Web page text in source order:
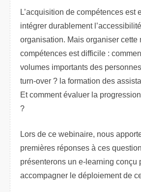
L’acquisition de compétences est
intégrer durablement
organisation. Mais organiser cette
compétences est difficile :
volumes importants des
turn-over ? la formation des
Et comment évaluer la
?
Lors de ce webinaire, nous
premières réponses à ces
présenterons un e-learning conçu
accompagner le déploiement de